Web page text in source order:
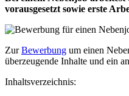
vorausgesetzt sowie erste
ZurBewerbung um einen
überzeugende Inhalte und ein
Inhaltsverzeichnis: